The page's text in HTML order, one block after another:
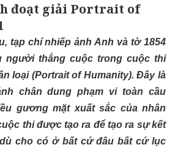
đoạt giải Portrait of
tạp chí nhiếp ảnh Anh vàtờ 1854
người thắng cuộc trong cuộc thi
loại (Portrait of Humanity). Đây là
chân dung phạm vi toàn cầu
gương mặt xuất sắc của nhân
thi được tạo ra để tạo ra sự kết
cho có ở bất cứ đâu bất cứ lục